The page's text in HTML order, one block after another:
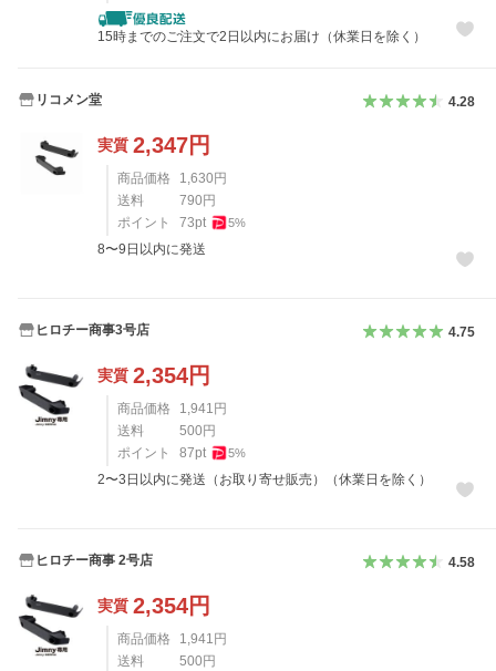
15時までのご注文で2日以内にお届け（休業日を除く）
リコメン堂 4.28
実質 2,347円
商品価格 1,630円
送料
790円
ポイント
73pt 5%
8〜9日以内に発送
ヒロチー商事3号店 4.75
実質 2,354円
商品価格 1,941 円
送料
500円
ポイント
87pt 5%
2〜3日以内に発送（お取り寄せ販売）（休業日を除く）
ヒロチー商事 2号店 4.58
実質 2,354円
商品価格 1,941 円
送料
500円